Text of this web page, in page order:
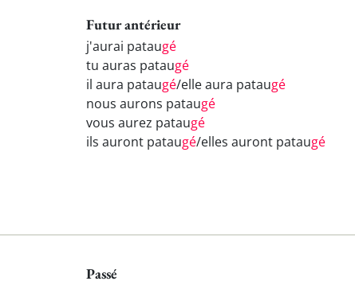
Futur antérieur
j'aurai pataugé
tu auras pataugé
il aura pataugé/elle aura pataugé
nous aurons pataugé
vous aurez pataugé
ils auront pataugé/elles auront pataugé
Passé